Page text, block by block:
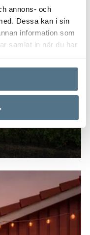
annons- och
Dessa kan i sin
information som
samlat in när du har